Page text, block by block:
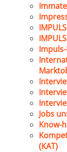
IMPULS
Jobs
Know-
(KAT)